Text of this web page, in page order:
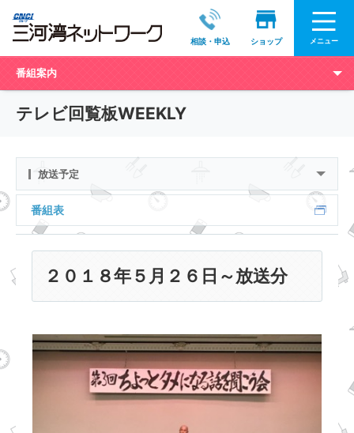
相談・申込 ショップ メニュー
番組案内
テレビ回覧板WEEKLY
放送予定
番組表
２０１８年５月２６日～放送分